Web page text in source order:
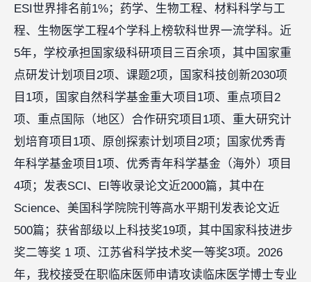
ESI世界排名前1%；药学、生物工程、材料科学与工
程、生物医学工程4个学科上榜软科世界一流学科。近
5年，学校承担国家级科研项目三百余项，其中国家重
点研发计划项目2项、课题2项，国家科技创新2030项
目1项，国家自然科学基金重大项目1项、重点项目2
项、重点国际（地区）合作研究项目1项、重大研究计
划培育项目1项、原创探索计划项目2项；国家优秀青
年科学基金项目1项、优秀青年科学基金（海外）项目
4项；发表SCI、EI等收录论文近2000篇，其中在
Science、美国科学院院刊等高水平期刊发表论文近
500篇；获省部级以上科技奖19项，其中国家科技进步
奖二等奖 1 项、江苏省科学技术奖一等奖3项。2026
年，我校接受在职临床医师申请攻读临床医学博士专业